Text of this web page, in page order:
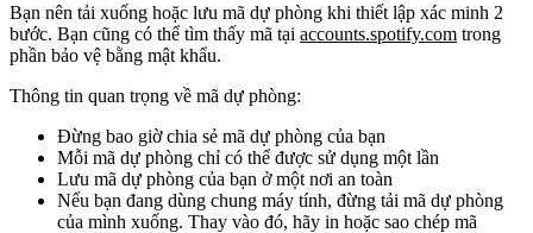
Bạn nên tải xuống hoặc lưu mã dự phòng khi thiết lập xác minh 2
bước. Bạn cũng có thể tìm thấy mã tại accounts.spotify.com trong
phần bảo vệ bằng mật khẩu.
Thông tin quan trọng về mã dự phòng:
Đừng bao giờ chia sẻ mã dự phòng của bạn
Mỗi mã dự phòng chỉ có thể được sử dụng một lần
Lưu mã dự phòng của bạn ở một nơi an toàn
Nếu bạn đang dùng chung máy tính, đừng tải mã dự phòng
của mình xuống. Thay vào đó, hãy in hoặc sao chép mã